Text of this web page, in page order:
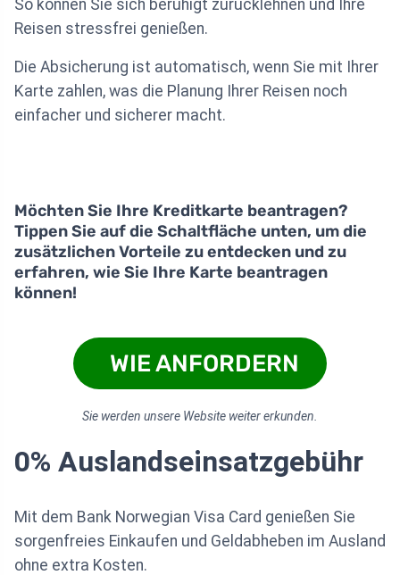
So können Sie sich beruhigt zurücklehnen und Ihre
Reisen stressfrei genießen.
Die Absicherung ist automatisch, wenn Sie mit Ihrer
Karte zahlen, was die Planung Ihrer Reisen noch
einfacher und sicherer macht.
Möchten Sie Ihre Kreditkarte beantragen?
Tippen Sie auf die Schaltfläche unten, um die
zusätzlichen Vorteile zu entdecken und zu
erfahren, wie Sie Ihre Karte beantragen
können!
WIE ANFORDERN
Sie werden unsere Website weiter erkunden.
0% Auslandseinsatzgebühr
Mit dem Bank Norwegian Visa Card genießen Sie
sorgenfreies Einkaufen und Geldabheben im Ausland
ohne extra Kosten.